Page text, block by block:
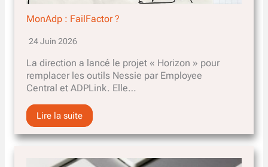
MonAdp : FailFactor ?
24 Juin 2026
La direction a lancé le projet « Horizon » pour
remplacer les outils Nessie par Employee
Central et ADPLink. Elle…
Lire la suite